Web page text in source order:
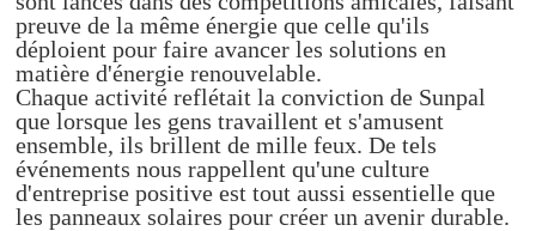
preuve de la même énergie que celle qu'ils
déploient pour faire avancer les solutions en
matière d'énergie renouvelable.
Chaque activité reflétait la conviction de Sunpal
que lorsque les gens travaillent et s'amusent
ensemble, ils brillent de mille feux. De tels
événements nous rappellent qu'une culture
d'entreprise positive est tout aussi essentielle que
les panneaux solaires pour créer un avenir durable.